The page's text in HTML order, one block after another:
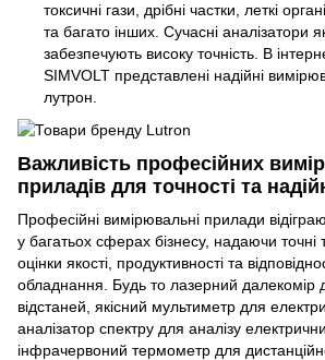
токсичні гази, дрібні частки, леткі
та багато інших. Сучасні аналізатори
забезпечують високу точність. В
SIMVOLT представлені надійні
лутрон.
Важливість професійних
приладів для точності та
Професійні вимірювальні прилади
у багатьох сферах бізнесу, надаючи точні
оцінки якості, продуктивності та
обладнання. Будь то лазерний далекомір
відстаней, якісний мультиметр для
аналізатор спектру для аналізу
інфрачервоний термометр для